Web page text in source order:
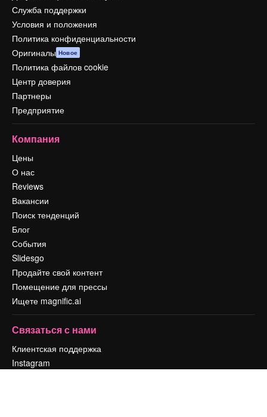
Служба поддержки
Условия и положения
Политика конфиденциальности
Оригиналы Новое
Политика файлов cookie
Центр доверия
Партнеры
Предприятие
Компания
Цены
О нас
Reviews
Вакансии
Поиск тенденций
Блог
События
Slidesgo
Продайте свой контент
Помещение для прессы
Ищете magnific.ai
Связаться с нами
Клиентская поддержка
Instagram